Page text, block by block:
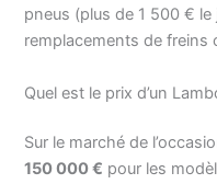
pneus (plus de 1 500 € le
remplacements de freins
Quel est le prix d’un
Sur le marché de
150 000 € pour les